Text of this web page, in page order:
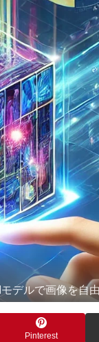
デルで画像を自
Pinterest